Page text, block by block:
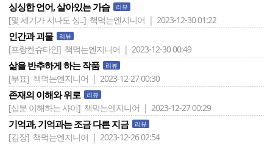
싱싱한 언어, 살아있는 가슴 리뷰
[몇 세기가 지나도 싱..] 책먹는엔지니어 | 2023-12-30 01:22
인간과 괴물 리뷰
[프랑켄슈타인] 책먹는엔지니어 | 2023-12-30 00:49
삶을 반추하게 하는 작품 리뷰
[부표] 책먹는엔지니어 | 2023-12-27 00:30
존재의 이해와 위로 리뷰
[십분 이해하는 사이] 책먹는엔지니어 | 2023-12-27 00:29
기억과, 기억과는 조금 다른 지금 리뷰
[김장] 책먹는엔지니어 | 2023-12-26 02:54